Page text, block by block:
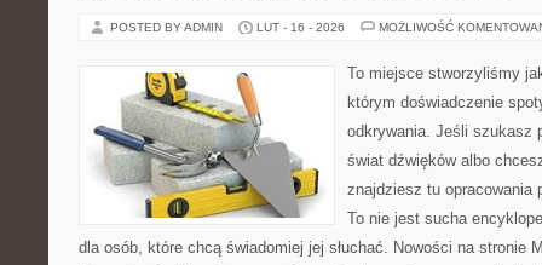
POSTED BY ADMIN LUT - 16 - 2026 MOŻLIWOŚĆ
To miejsce stworzyliśmy
którym doświadczenie
odkrywania. Jeśli szukasz
świat dźwięków albo
znajdziesz tu opracowania
To nie jest sucha
dla osób, które chcą świadomiej jej słuchać. Nowości na stronie